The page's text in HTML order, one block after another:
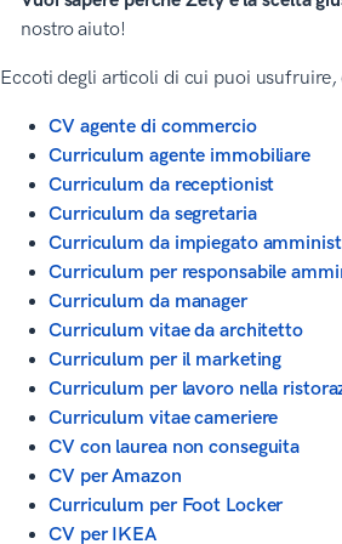
nostro aiuto!
Eccoti degli articoli di cui puoi
CV agente di commercio
Curriculum agente immobiliare
Curriculum da receptionist
Curriculum da segretaria
Curriculum da impiegato
Curriculum per responsabile
Curriculum da manager
Curriculum vitae da architetto
Curriculum per il marketing
Curriculum per lavoro nella
Curriculum vitae cameriere
CV con laurea non conseguita
CV per Amazon
Curriculum per Foot Locker
CV per IKEA